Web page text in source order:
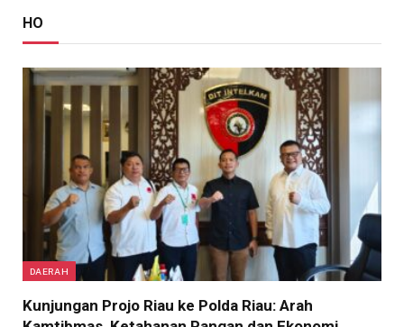
HO
DAERAH
Kunjungan Projo Riau ke Polda Riau: Arah